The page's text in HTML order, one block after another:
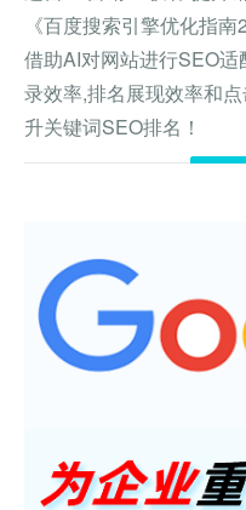
《百度搜索引擎优化指
借助AI对网站进行SEO
录效率,排名展现效率和
升关键词SEO排名！